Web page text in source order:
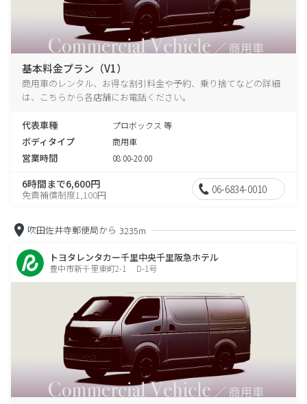
基本料金プラン（V1）
商用車のレンタル、お得な割引料金や予約、乗り捨てなどの詳細
は、こちらから各店舗にお電話ください。
代表車種 プロボックス 等
ボディタイプ 商用車
営業時間 08:00-20:00
6時間まで6,600円
免責補償制度1,100円 06-6834-0010
吹田佐井寺郵便局から 3235m
トヨタレンタカー千里中央千里阪急ホテル
豊中市新千里東町2-1 D-1号